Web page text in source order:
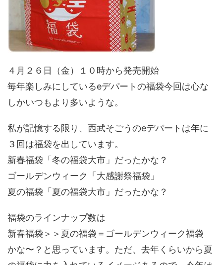
４月２６日（金）１０時から発売開始
毎年楽しみにしているeデパートの福袋今回は心な
しかいつもより多いような。
私が記憶する限り、西武そごうのeデパートは年に
３回は福袋を出しています。
新春福袋「冬の福袋大市」だったかな？
ゴールデンウィーク「大感謝祭福袋」
夏の福袋「夏の福袋大市」だったかな？
福袋のラインナップ数は
新春福袋＞＞夏の福袋＝ゴールデンウィーク福袋
かな〜？と思っています。ただ、去年くらいから夏